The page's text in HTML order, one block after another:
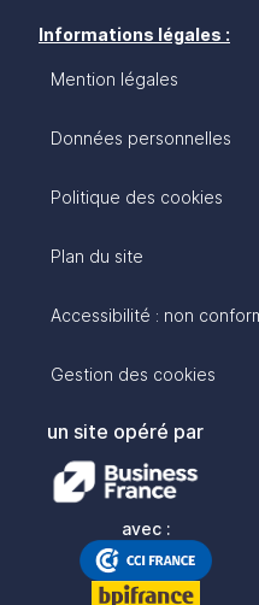
Informations légales :
Mention légales
Données personnelles
Politique des cookies
Plan du site
Accessibilité : non
Gestion des cookies
un site opéré par
avec :